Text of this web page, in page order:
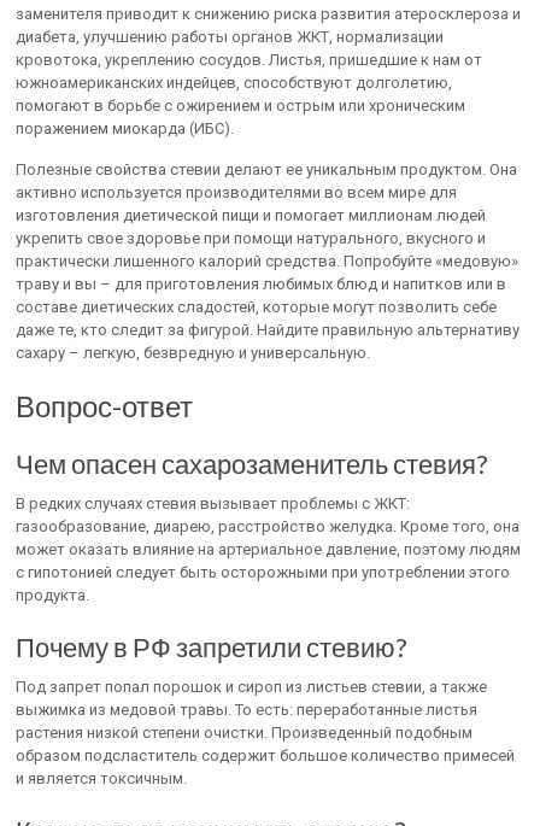
заменителя приводит к снижению риска развития атеросклероза и
диабета, улучшению работы органов ЖКТ, нормализации
кровотока, укреплению сосудов. Листья, пришедшие к нам от
южноамериканских индейцев, способствуют долголетию,
помогают в борьбе с ожирением и острым или хроническим
поражением миокарда (ИБС).
Полезные свойства стевии делают ее уникальным продуктом. Она
активно используется производителями во всем мире для
изготовления диетической пищи и помогает миллионам людей
укрепить свое здоровье при помощи натурального, вкусного и
практически лишенного калорий средства. Попробуйте «медовую»
траву и вы – для приготовления любимых блюд и напитков или в
составе диетических сладостей, которые могут позволить себе
даже те, кто следит за фигурой. Найдите правильную альтернативу
сахару – легкую, безвредную и универсальную.
Вопрос-ответ
Чем опасен сахарозаменитель стевия?
В редких случаях стевия вызывает проблемы с ЖКТ:
газообразование, диарею, расстройство желудка. Кроме того, она
может оказать влияние на артериальное давление, поэтому людям
с гипотонией следует быть осторожными при употреблении этого
продукта.
Почему в РФ запретили стевию?
Под запрет попал порошок и сироп из листьев стевии, а также
выжимка из медовой травы. То есть: переработанные листья
растения низкой степени очистки. Произведенный подобным
образом подсластитель содержит большое количество примесей
и является токсичным.